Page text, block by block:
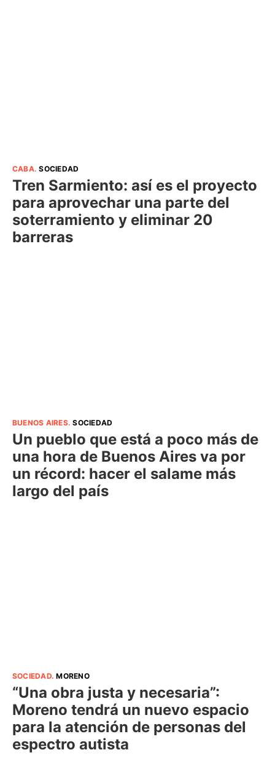
CABA.SOCIEDAD
Tren Sarmiento: así es el proyecto
para aprovechar una parte del
soterramiento y eliminar 20
barreras
BUENOS AIRES.SOCIEDAD
Un pueblo que está a poco más de
una hora de Buenos Aires va por
un récord: hacer el salame más
largo del país
SOCIEDAD.MORENO
“Una obra justa y necesaria”:
Moreno tendrá un nuevo espacio
para la atención de personas del
espectro autista